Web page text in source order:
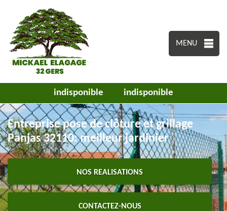
MENU
indisponible indisponible
Entreprise pose de clôture et grillage
Panjas 32110: meilleur jardinier
NOS REALISATIONS
CONTACTEZ-NOUS